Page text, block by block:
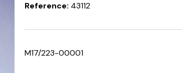
Reference: 43112
M17/223-00001